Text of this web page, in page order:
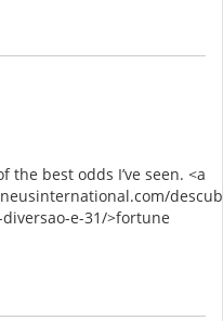
the best odds I’ve seen. <a
e-31/>fortune